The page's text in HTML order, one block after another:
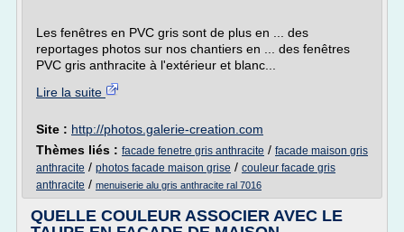
Les fenêtres en PVC gris sont de plus en ... des
reportages photos sur nos chantiers en ... des fenêtres
PVC gris anthracite à l'extérieur et blanc...
Lire la suite
Site : http://photos.galerie-creation.com
Thèmes liés : facade fenetre gris anthracite / facade maison gris
anthracite / photos facade maison grise / couleur facade gris
anthracite / menuiserie alu gris anthracite ral 7016
QUELLE COULEUR ASSOCIER AVEC LE